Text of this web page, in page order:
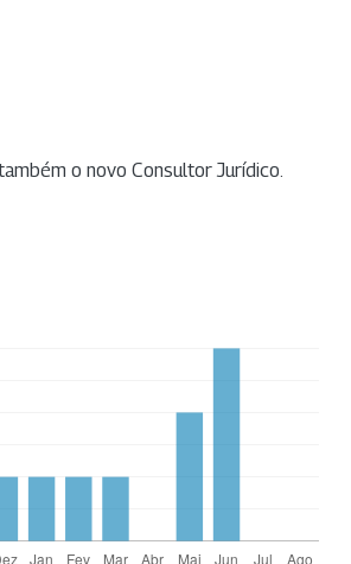
o novo Consultor Jurídico.